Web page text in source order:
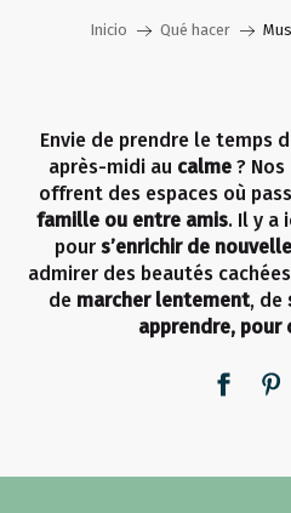
Inicio Qué hacer
Envie de prendre le temps
après-midi au calme? Nos
offrent des espaces où
famille ou entre amis. Il y a
pour s’enrichir de
admirer des beautés
de marcher lentement, de
apprendre, pour